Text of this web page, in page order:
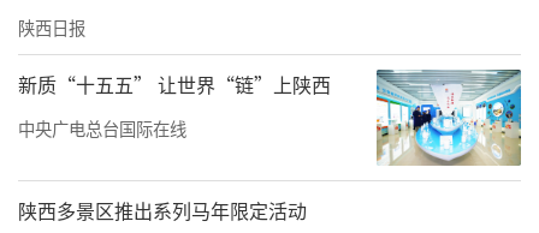
陕西日报
新质“十五五” 让世界“链”上陕西
中央广电总台国际在线
陕西多景区推出系列马年限定活动